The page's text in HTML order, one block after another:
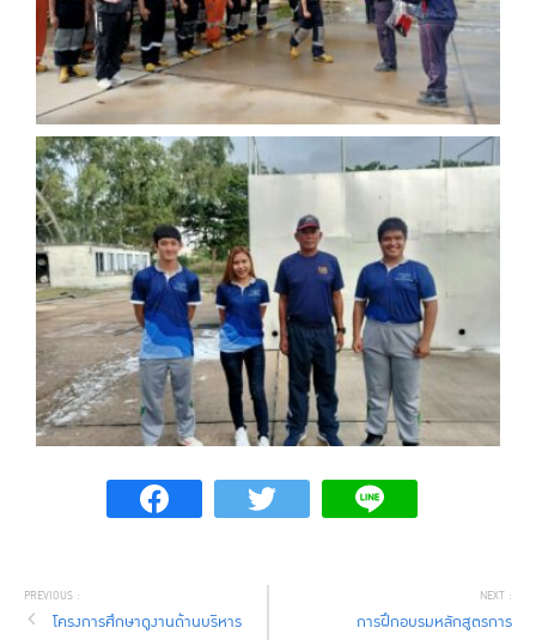
โครงการศึกษาดูงานด้านบริหาร
การฝึกอบรมหลักสูตรการ